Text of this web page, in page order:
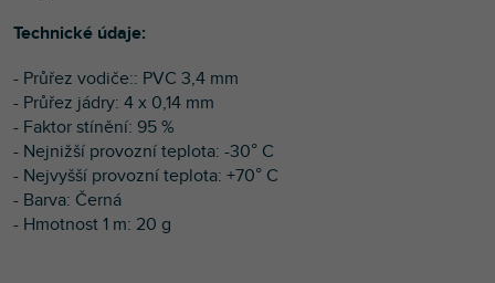
Technické údaje:
- Průřez vodiče:: PVC 3,4 mm
- Průřez jádry: 4 x 0,14 mm
- Faktor stínění: 95 %
- Nejnižší provozní teplota: -30° C
- Nejvyšší provozní teplota: +70° C
- Barva: Černá
- Hmotnost 1 m: 20 g